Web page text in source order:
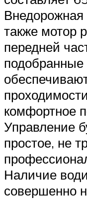
Внедорожная
также мотор
передней
подобранные
комфортное
Управление
простое, не
Наличие
совершенно